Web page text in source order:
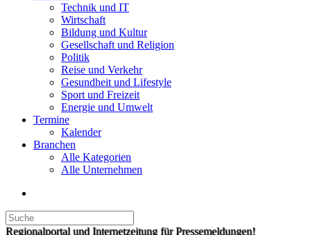
Technik und IT
Wirtschaft
Bildung und Kultur
Gesellschaft und Religion
Politik
Reise und Verkehr
Gesundheit und Lifestyle
Sport und Freizeit
Energie und Umwelt
Termine
Kalender
Branchen
Alle Kategorien
Alle Unternehmen
Regionalportal und Internetzeitung für Pressemeldungen!